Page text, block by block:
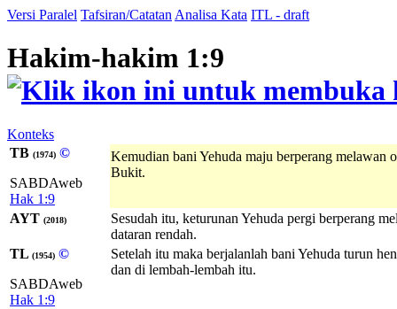
Versi Paralel Tafsiran/Catatan Analisa Kata ITL - draft
Hakim-hakim 1:9
Konteks
TB (1974) ©
SABDAweb
Hak 1:9
Kemudian bani Yehuda maju berperang melawan
Bukit.
AYT (2018)
Sesudah itu, keturunan Yehuda pergi berperang
dataran rendah.
TL (1954) ©
SABDAweb
Hak 1:9
Setelah itu maka berjalanlah bani Yehuda turun
dan di lembah-lembah itu.